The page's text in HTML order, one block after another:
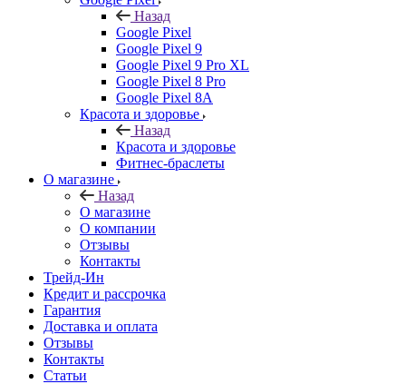
Назад
Google Pixel
Google Pixel 9
Google Pixel 9 Pro XL
Google Pixel 8 Pro
Google Pixel 8A
Красота и здоровье
Назад
Красота и здоровье
Фитнес-браслеты
О магазине
Назад
О магазине
О компании
Отзывы
Контакты
Трейд-Ин
Кредит и рассрочка
Гарантия
Доставка и оплата
Отзывы
Контакты
Статьи